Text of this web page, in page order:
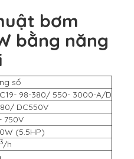
bơm
bằng năng
số
98-380/ 550- 3000-A/D
DC550V
750V
(5.5HP)
3/h